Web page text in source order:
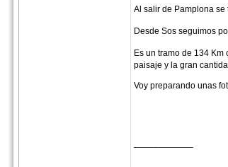
Al salir de Pamplona
Desde Sos seguimos
Es un tramo de 134
paisaje y la gran
Voy preparando unas